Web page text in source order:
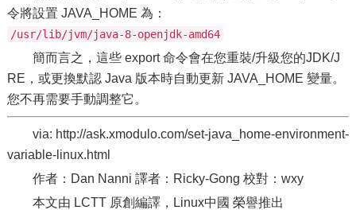
令將設置 JAVA_HOME 為：
/usr/lib/jvm/java-8-openjdk-amd64
簡而言之，這些 export 命令會在您重裝/升級您的JDK/J
RE，或更換默認 Java 版本時自動更新 JAVA_HOME 變量。
您不再需要手動調整它。
via: http://ask.xmodulo.com/set-java_home-environment-
variable-linux.html
作者：Dan Nanni 譯者：Ricky-Gong 校對：wxy
本文由 LCTT 原創編譯，Linux中國 榮譽推出